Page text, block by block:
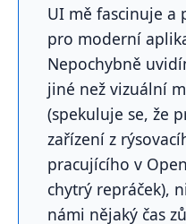
UI mě fascinuje a
pro moderní
Nepochybně
jiné než vizuální
(spekuluje se, že
zařízení z
pracujícího v
chytrý repráček),
námi nějaký čas